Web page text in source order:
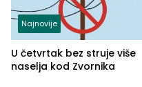
Najnovije
U četvrtak bez struje više
naselja kod Zvornika